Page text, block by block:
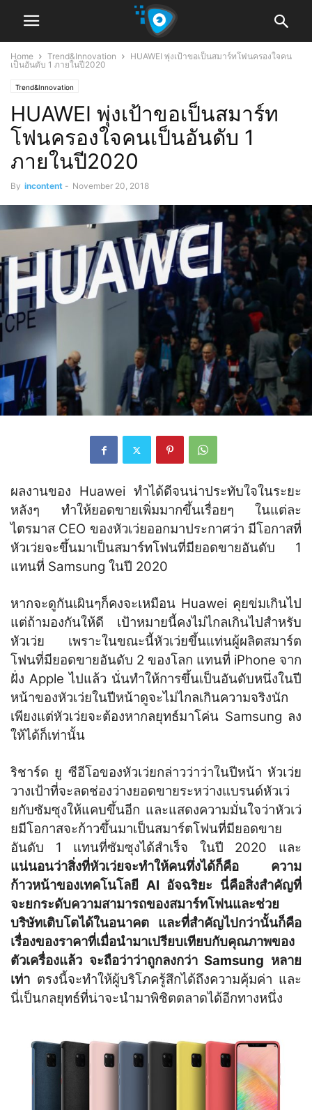
Home Trend&Innovation
HUAWEI พุ่งเป้าขอเป็นสมาร์ทโฟนครองใจคน
เป็นอันดับ 1 ภายในปี2020
Trend&Innovation
HUAWEI พุ่งเป้าขอเป็นสมาร์ท
โฟนครองใจคนเป็นอันดับ 1
ภายในปี2020
By incontent - November 20, 2018
ผลงานของ Huawei ทำได้ดีจนน่าประทับใจในระยะ
หลังๆ ทำให้ยอดขายเพิ่มมากขึ้นเรื่อยๆ ในแต่ละ
ไตรมาส CEO ของหัวเว่ยออกมาประกาศว่า มีโอกาสที่
หัวเว่ยจะขึ้นมาเป็นสมาร์ทโฟนที่มียอดขายอันดับ 1
แทนที่ Samsung ในปี 2020
หากจะดูกันเผินๆก็คงจะเหมือน Huawei คุยข่มเกินไป
แต่ถ้ามองกันให้ดี เป้าหมายนี้คงไม่ไกลเกินไปสำหรับ
หัวเว่ย เพราะในขณะนี้หัวเว่ยขึ้นแท่นผู้ผลิตสมาร์ต
โฟนที่มียอดขายอันดับ 2 ของโลก แทนที่ iPhone จาก
ฝั่ง Apple ไปแล้ว นั่นทำให้การขึ้นเป็นอันดับหนึ่งในปี
หน้าของหัวเว่ยในปีหน้าดูจะไม่ไกลเกินความจริงนัก
เพียงแต่หัวเว่ยจะต้องหากลยุทธ์มาโค่น Samsung ลง
ให้ได้ก็เท่านั้น
ริชาร์ด ยู ซีอีโอของหัวเว่ยกล่าวว่าว่าในปีหน้า หัวเว่ย
วางเป้าที่จะลดช่องว่างยอดขายระหว่างแบรนด์หัวเว่
ยกับซัมซุงให้แคบขึ้นอีก และแสดงความมั่นใจว่าหัวเว่
ยมีโอกาสจะก้าวขึ้นมาเป็นสมาร์ตโฟนที่มียอดขาย
อันดับ 1 แทนที่ซัมซุงได้สำเร็จ ในปี 2020 และ
แน่นอนว่าสิ่งที่หัวเว่ยจะทำให้คนทึ่งได้ก็คือ ความ
ก้าวหน้าของเทคโนโลยี AI อัจฉริยะ นี่คือสิ่งสำคัญที่
จะยกระดับความสามารถของสมาร์ทโฟนและช่วย
บริษัทเติบโตได้ในอนาคต และที่สำคัญไปกว่านั้นก็คือ
เรื่องของราคาที่เมื่อนำมาเปรียบเทียบกับคุณภาพของ
ตัวเครื่องแล้ว จะถือว่าว่าถูกลงกว่า Samsung หลาย
เท่า ตรงนี้จะทำให้ผู้บริโภครู้สึกได้ถึงความคุ้มค่า และ
นี่เป็นกลยุทธ์ที่น่าจะนำมาพิชิตตลาดได้อีกทางหนึ่ง